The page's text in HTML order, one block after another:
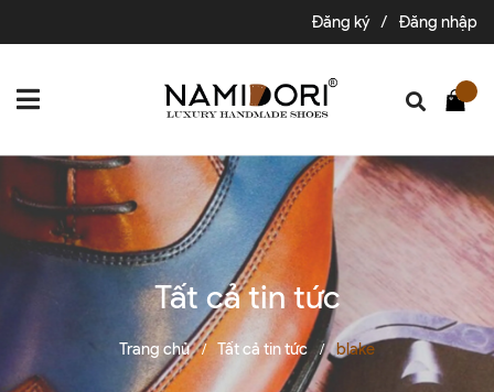
Đăng ký / Đăng nhập
Tất cả tin tức
Trang chủ / Tất cả tin tức / blake